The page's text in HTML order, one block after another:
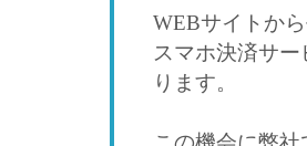
WEBサイトか
スマホ決済サ
ります。